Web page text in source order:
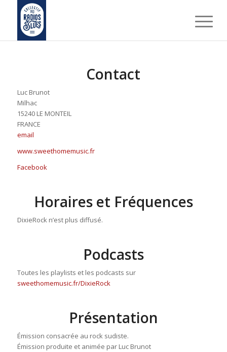
Contact
Luc Brunot
Milhac
15240 LE MONTEIL
FRANCE
email
www.sweethomemusic.fr
Facebook
Horaires et Fréquences
DixieRock n’est plus diffusé.
Podcasts
Toutes les playlists et les podcasts sur
sweethomemusic.fr/DixieRock
Présentation
Émission consacrée au rock sudiste.
Émission produite et animée par Luc Brunot